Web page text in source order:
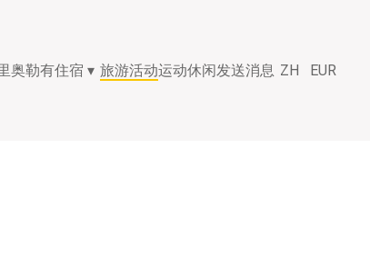
奥勒有住宿 ▾ 旅游活动运动休闲发送消息 ZH EUR